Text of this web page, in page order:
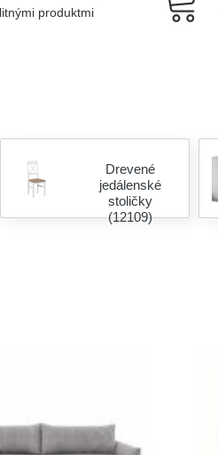
produktmi
Drevené
jedálenské
stoličky
(12109)